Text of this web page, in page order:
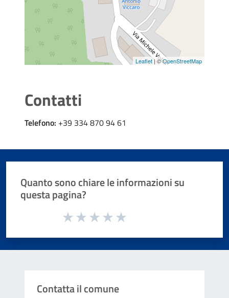
Leaflet| ©OpenStreetMap
Contatti
Telefono: +39 334 870 94 61
Quanto sono chiare le informazioni su
questa pagina?
Valuta da 1 a 5 stelle la pagina
Contatta il comune